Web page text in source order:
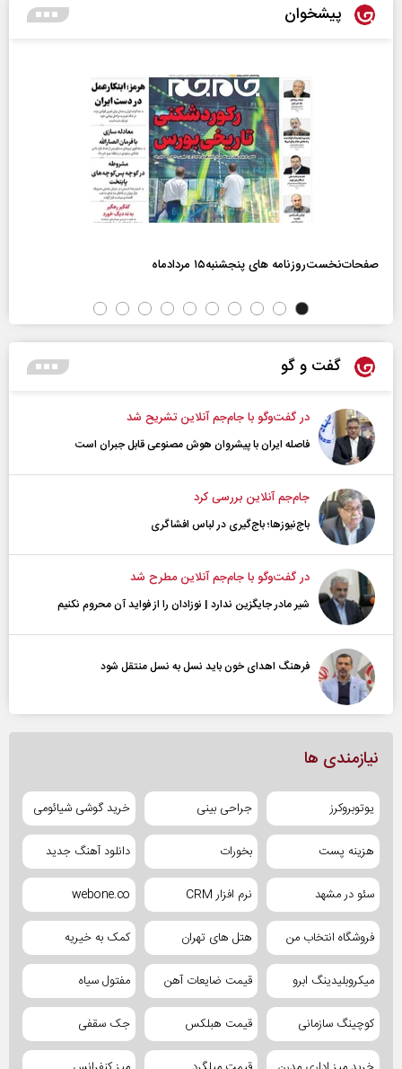
پیشخوان
صفحات‌نخست‌روزنامه ها‌ی پنجشنبه‌۱۵ مردادماه
گفت و گو
در گفت‌و‌گو با جام‌جم آنلاین تشریح شد
فاصله ایران با پیشرو‌ان هوش مصنوعی قابل جبران است
جام‌جم آنلاین بررسی کرد
باج‌نیوزها؛ باج‌گیری در لباس افشاگری
در گفت‌و‌گو با جام‌جم آنلاین مطرح شد
شیر مادر جایگزین ندارد | نوزادان را از فواید آن محروم نکنیم
فرهنگ اهدای خون باید نسل به نسل منتقل شود
نیازمندی ها
یوتوبروکرز جراحی بینی خرید گوشی شیائومی
هزینه پست بخورات دانلود آهنگ جدید
سئو در مشهد نرم افزار CRM webone.co
فروشگاه انتخاب من هتل های تهران کمک به خیریه
میکروبلیدینگ ابرو قیمت ضایعات آهن مفتول سیاه
کوچینگ سازمانی قیمت هبلکس جک سقفی